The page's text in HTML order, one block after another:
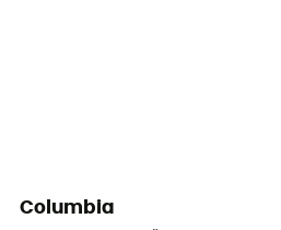
Columbia